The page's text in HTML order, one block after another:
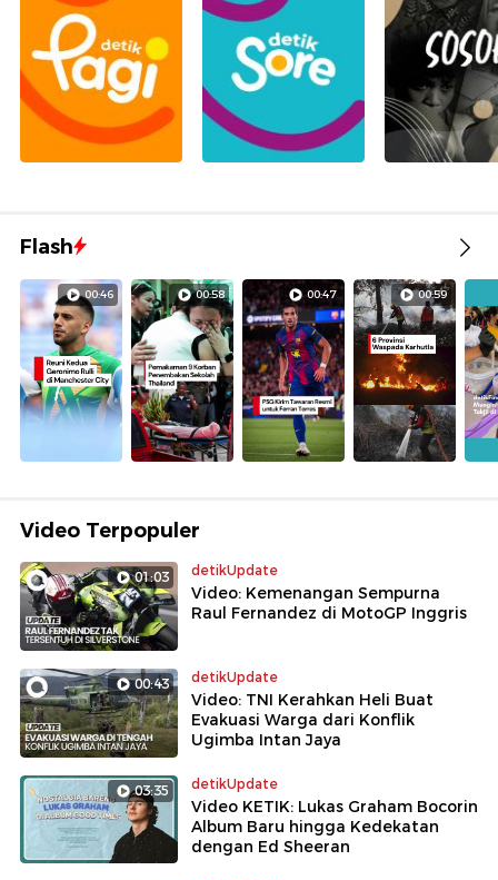
Flash
00:46 00:58 00:47 00:59
Video Terpopuler
01:03 detikUpdate
Video: Kemenangan Sempurna
Raul Fernandez di MotoGP Inggris
00:43 detikUpdate
Video: TNI Kerahkan Heli Buat
Evakuasi Warga dari Konflik
Ugimba Intan Jaya
03:35 detikUpdate
Video KETIK: Lukas Graham Bocorin
Album Baru hingga Kedekatan
dengan Ed Sheeran